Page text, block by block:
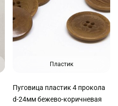
Пластик
Пуговица пластик 4 прокола
d-24мм бежево-коричневая